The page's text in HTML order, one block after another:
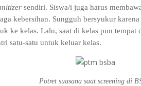
sendiri. Siswa/i juga harus
kebersihan. Sungguh bersyukur
ke kelas. Lalu, saat di kelas pun
satu-satu untuk keluar kelas.
Potret suasana saat screening di